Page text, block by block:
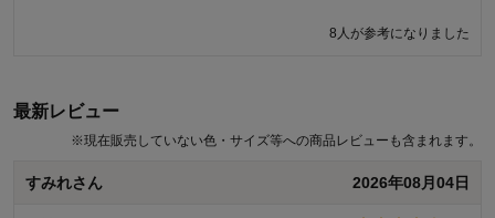
8人が参考になりました
最新レビュー
※現在販売していない色・サイズ等への商品レビューも含まれます。
すみれさん 2026年08月04日